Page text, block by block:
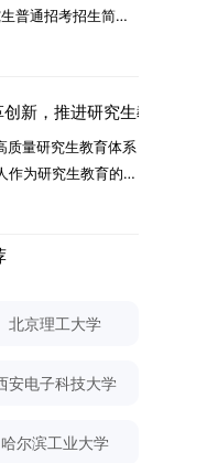
创新精神与科研能
胜任高水平科学研
子科学与技术
）、机械
）等相关专业。
招生规模以国家最
见相关名录。
方式，包括本科直
全部为全日制非定向
于上海交通大学，
分为两个主要阶段：
普通招考招生简
招生全面实行“申
业目录》。实际录
招生计划及考生报名
项计划外，我院招收
过总计划的5%。
名资格1.申请人应
好，遵纪守法，身
件。2.具备较强的科
推荐信，专业领域
，其科研成果须同时
新，推进研究生教育高质
质量研究生教育体系
作为研究生教育的根
研究生教育何为”的
修订并印发了《研
则（2025年修
，增强社会责任感和
步加强研究生教育
学精神。学校坚
北京理工大学
安电子科技大学
哈尔滨工业大学